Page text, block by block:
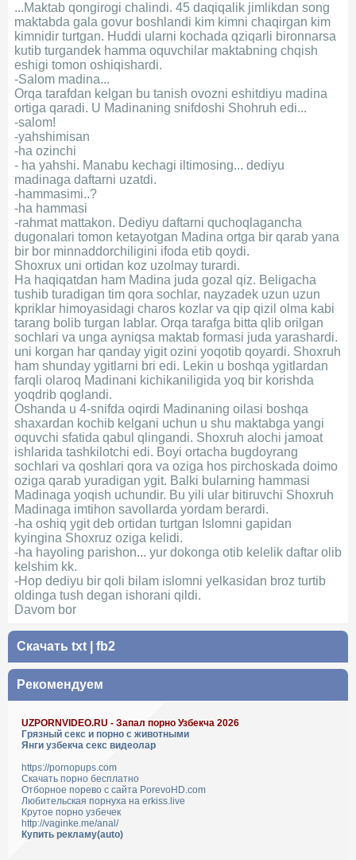
...Maktab qongirogi chalindi. 45 daqiqalik jimlikdan song
maktabda gala govur boshlandi kim kimni chaqirgan kim
kimnidir turtgan. Huddi ularni kochada qziqarli bironnarsa
kutib turgandek hamma oquvchilar maktabning chqish
eshigi tomon oshiqishardi.
-Salom madina...
Orqa tarafdan kelgan bu tanish ovozni eshitdiyu madina
ortiga qaradi. U Madinaning snifdoshi Shohruh edi...
-salom!
-yahshimisan
-ha ozinchi
- ha yahshi. Manabu kechagi iltimosing... dediyu
madinaga daftarni uzatdi.
-hammasimi..?
-ha hammasi
-rahmat mattakon. Dediyu daftarni quchoqlagancha
dugonalari tomon ketayotgan Madina ortga bir qarab yana
bir bor minnaddorchiligini ifoda etib qoydi.
Shoxrux uni ortidan koz uzolmay turardi.
Ha haqiqatdan ham Madina juda gozal qiz. Beligacha
tushib turadigan tim qora sochlar, nayzadek uzun uzun
kpriklar himoyasidagi charos kozlar va qip qizil olma kabi
tarang bolib turgan lablar. Orqa tarafga bitta qlib orilgan
sochlari va unga ayniqsa maktab formasi juda yarashardi.
uni korgan har qanday yigit ozini yoqotib qoyardi. Shoxruh
ham shunday ygitlarni bri edi. Lekin u boshqa ygitlardan
farqli olaroq Madinani kichikaniligida yoq bir korishda
yoqdrib qoglandi.
Oshanda u 4-snifda oqirdi Madinaning oilasi boshqa
shaxardan kochib kelgani uchun u shu maktabga yangi
oquvchi sfatida qabul qlingandi. Shoxruh alochi jamoat
ishlarida tashkilotchi edi. Boyi ortacha bugdoyrang
sochlari va qoshlari qora va oziga hos pirchoskada doimo
oziga qarab yuradigan ygit. Balki bularning hammasi
Madinaga yoqish uchundir. Bu yili ular bitiruvchi Shoxruh
Madinaga imtihon savollarda yordam berardi.
-ha oshiq ygit deb ortidan turtgan Islomni gapidan
kyingina Shoxruz oziga kelidi.
-ha hayoling parishon... yur dokonga otib kelelik daftar olib
kelshim kk.
-Hop dediyu bir qoli bilam islomni yelkasidan broz turtib
oldinga tush degan ishorani qildi.
Davom bor
Скачать txt fb2
Рекомендуем
UZPORNVIDEO.RU - Запал порно Узбекча 2026
Грязный секс и порно с животными
Янги узбекча секс видеолар
https://pornopups.com
Скачать порно бесплатно
Отборное порево с сайта PorevoHD.com
Любительская порнуха на erkiss.live
Крутое порно узбечек
http://vaginke.me/anal/
Купить рекламу(auto)